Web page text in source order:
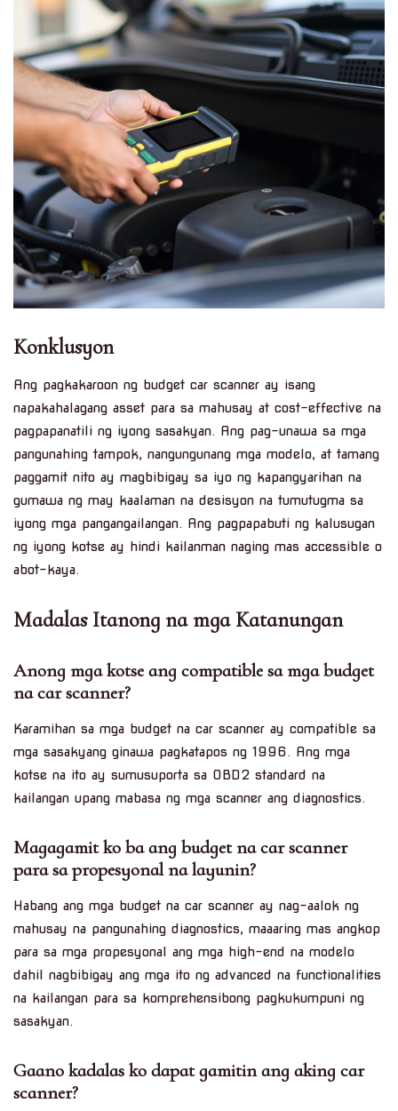
Konklusyon
Ang pagkakaroon ng budget car scanner ay isang
napakahalagang asset para sa mahusay at cost-effective na
pagpapanatili ng iyong sasakyan. Ang pag-unawa sa mga
pangunahing tampok, nangungunang mga modelo, at tamang
paggamit nito ay magbibigay sa iyo ng kapangyarihan na
gumawa ng may kaalaman na desisyon na tumutugma sa
iyong mga pangangailangan. Ang pagpapabuti ng kalusugan
ng iyong kotse ay hindi kailanman naging mas accessible o
abot-kaya.
Madalas Itanong na mga Katanungan
Anong mga kotse ang compatible sa mga budget
na car scanner?
Karamihan sa mga budget na car scanner ay compatible sa
mga sasakyang ginawa pagkatapos ng 1996. Ang mga
kotse na ito ay sumusuporta sa OBD2 standard na
kailangan upang mabasa ng mga scanner ang diagnostics.
Magagamit ko ba ang budget na car scanner
para sa propesyonal na layunin?
Habang ang mga budget na car scanner ay nag-aalok ng
mahusay na pangunahing diagnostics, maaaring mas angkop
para sa mga propesyonal ang mga high-end na modelo
dahil nagbibigay ang mga ito ng advanced na functionalities
na kailangan para sa komprehensibong pagkukumpuni ng
sasakyan.
Gaano kadalas ko dapat gamitin ang aking car
scanner?